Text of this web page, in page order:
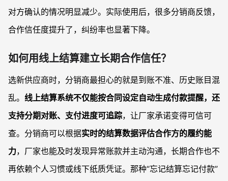
对方确认的情况明显减少。实际使用后，很多分销商反馈，
合作信任度提升了，纠纷率也显著下降。
如何用线上结算建立长期合作信任？
选新供应商时，分销商最担心的就是到账不准、历史账目混
乱。 线上结算系统不仅能按合同设定自动生成付款提醒，还
支持分期对账、支付进度可追踪，让厂家承诺变得可信可
查。分销商可以根据实时的结算数据评估合作方的履约能
力，厂家也能及时发现异常账款并主动沟通，长期合作也不
再依赖个人习惯或线下纸质凭证。那种“忘记结算忘记付款”